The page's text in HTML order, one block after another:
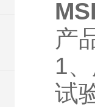
产
1
试